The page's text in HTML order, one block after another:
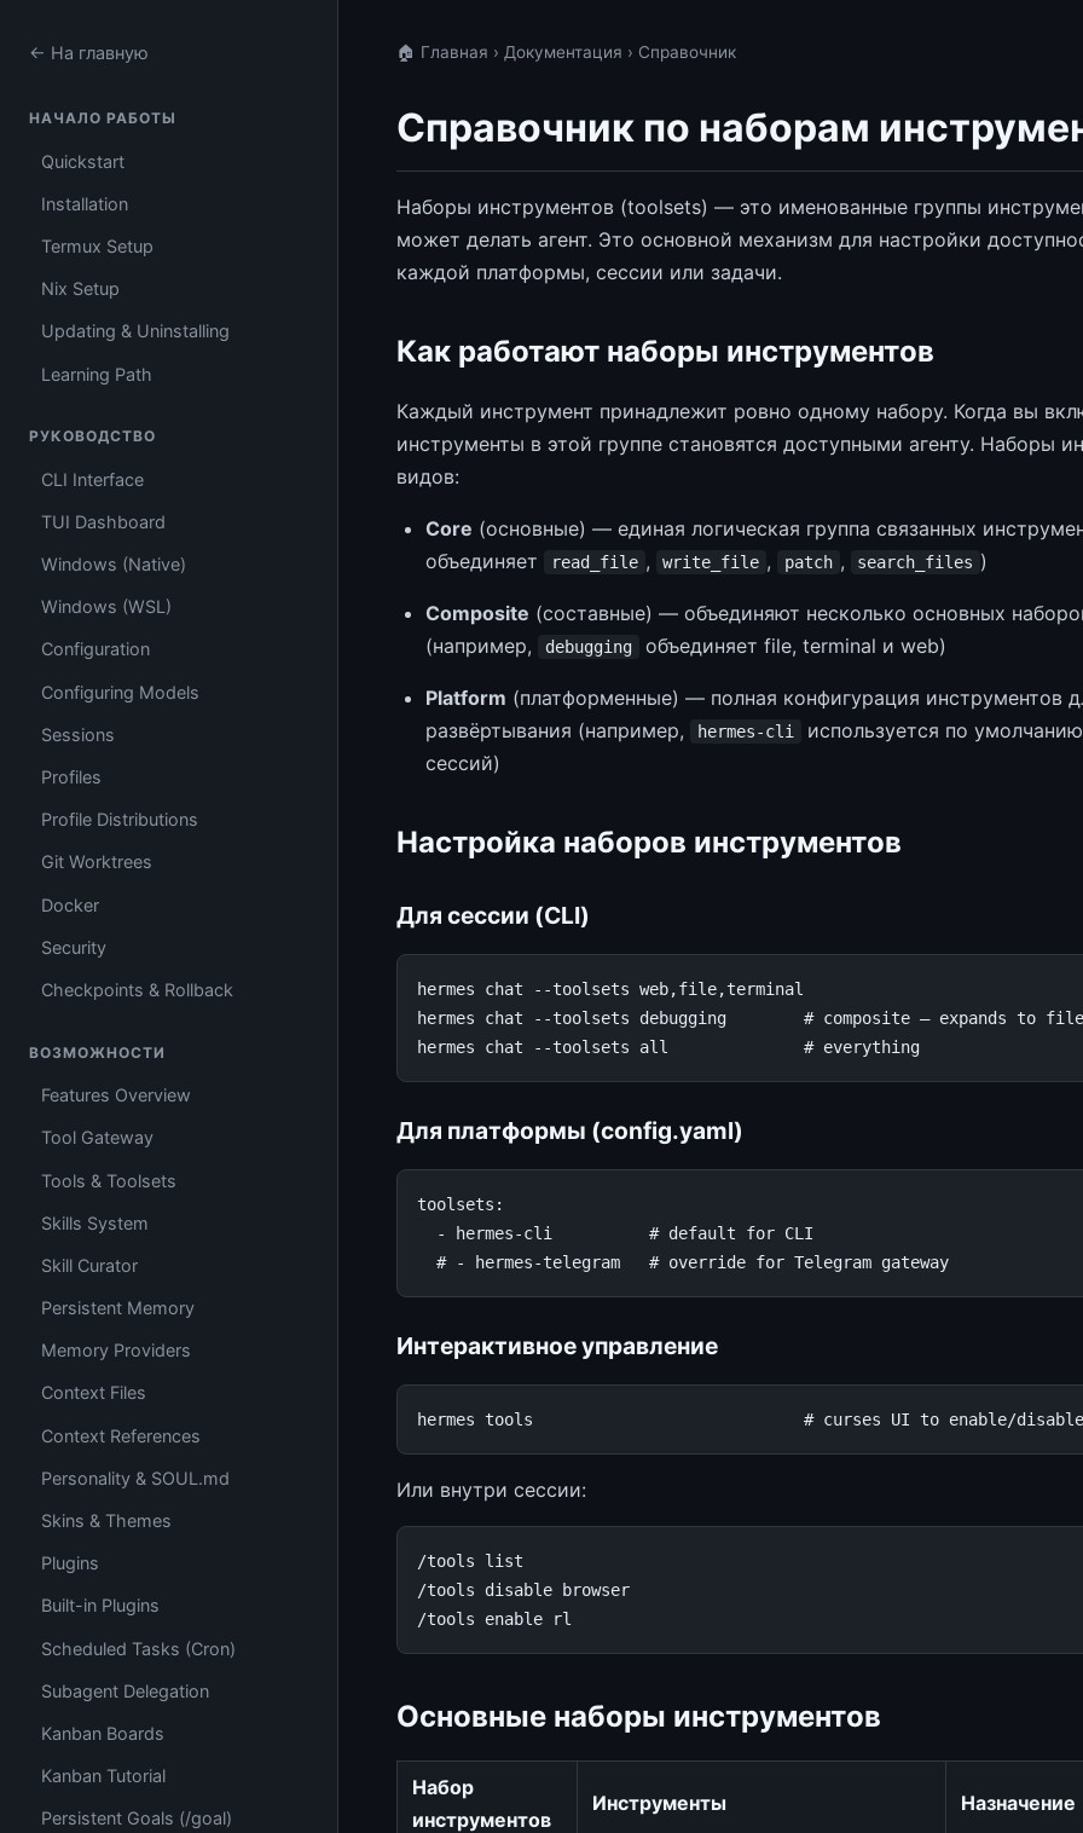
← На главную
НАЧАЛО РАБОТЫ
Quickstart
Installation
Termux Setup
Nix Setup
Updating & Uninstalling
Learning Path
РУКОВОДСТВО
CLI Interface
TUI Dashboard
Windows (Native)
Windows (WSL)
Configuration
Configuring Models
Sessions
Profiles
Profile Distributions
Git Worktrees
Docker
Security
Checkpoints & Rollback
ВОЗМОЖНОСТИ
Features Overview
Tool Gateway
Tools & Toolsets
Skills System
Skill Curator
Persistent Memory
Memory Providers
Context Files
Context References
Personality & SOUL.md
Skins & Themes
Plugins
Built-in Plugins
Scheduled Tasks (Cron)
Subagent Delegation
Kanban Boards
Kanban Tutorial
Persistent Goals (/goal)
🏠 Главная › Документация › Справочник
Справочник по наборам
Наборы инструментов (toolsets) — это именованные группы
может делать агент. Это основной механизм для настройки
каждой платформы, сессии или задачи.
Как работают наборы инструментов
Каждый инструмент принадлежит ровно одному набору. Когда вы
инструменты в этой группе становятся доступными агенту. Наборы
видов:
Core (основные) — единая логическая группа связанных
объединяет read_file , write_file , patch , search_files )
Composite (составные) — объединяют несколько основных
(например,
debugging объединяет file, terminal и web)
Platform (платформенные) — полная конфигурация инструментов
развёртывания (например,
hermes-cli
используется по
сессий)
Настройка наборов инструментов
Для сессии (CLI)
hermes chat --toolsets web,file,terminal
hermes
chat --toolsets debugging
# composite — expands to
hermes
chat --toolsets all # everything
Для платформы (config.yaml)
toolsets :
-
hermes-cli
# default for CLI
# - hermes-telegram   # override for Telegram gateway
Интерактивное управление
hermes tools # curses UI to enable/
Или внутри сессии:
/tools
list
/tools disable
browser
/tools enable rl
Основные наборы инструментов
Набор
инструментов
Инструменты Назначение